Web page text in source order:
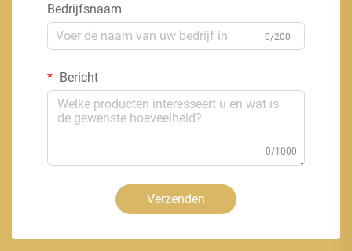
Bedrijfsnaam
0/200
Bericht
0/1000
Verzenden